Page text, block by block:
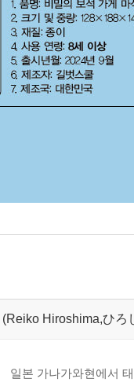
(Reiko Hiroshima,ひろ
일본 가나가와현에서